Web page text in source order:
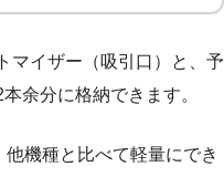
マイザー（吸引口）と、予
余分に格納できます。
機種と比べて軽量にでき